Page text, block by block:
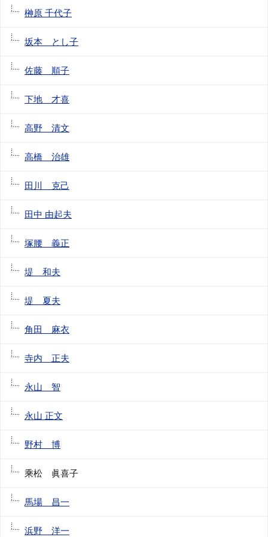
榊原 千代子
坂本 とし子
佐藤 順子
下地 才喜
高野 清文
高橋 治雄
田川 克己
田中 由起夫
塚腰 義正
堤 和夫
堤 夏夫
角田 麻衣
寺内 正夫
永山 智
永山 正文
野村 博
乘松 眞喜子
馬場 昌一
浜野 洋一